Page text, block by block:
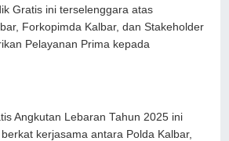
Gratis ini terselenggara atas
Forkopimda Kalbar, dan Stakeholder
Pelayanan Prima kepada
Angkutan Lebaran Tahun 2025 ini
kerjasama antara Polda Kalbar,